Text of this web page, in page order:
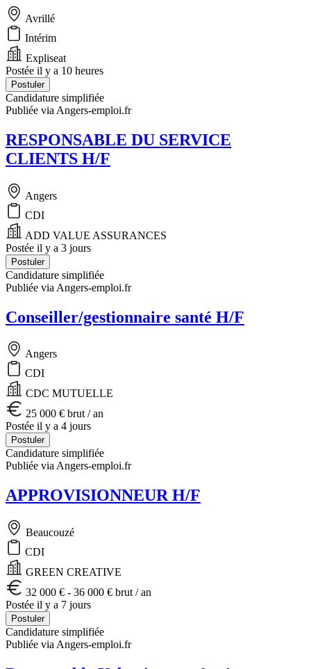
Avrillé
Intérim
Expliseat
Postée il y a 10 heures
Postuler
Candidature simplifiée
Publiée via Angers-emploi.fr
RESPONSABLE DU SERVICE
CLIENTS H/F
Angers
CDI
ADD VALUE ASSURANCES
Postée il y a 3 jours
Postuler
Candidature simplifiée
Publiée via Angers-emploi.fr
Conseiller/gestionnaire santé H/F
Angers
CDI
CDC MUTUELLE
25 000 € brut / an
Postée il y a 4 jours
Postuler
Candidature simplifiée
Publiée via Angers-emploi.fr
APPROVISIONNEUR H/F
Beaucouzé
CDI
GREEN CREATIVE
32 000 € - 36 000 € brut / an
Postée il y a 7 jours
Postuler
Candidature simplifiée
Publiée via Angers-emploi.fr